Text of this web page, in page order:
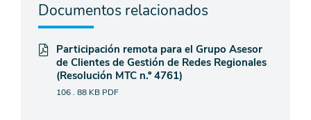
Documentos relacionados
Participación remota para el Grupo Asesor
de Clientes de Gestión de Redes Regionales
(Resolución MTC n.º 4761)
106 . 88 KB PDF